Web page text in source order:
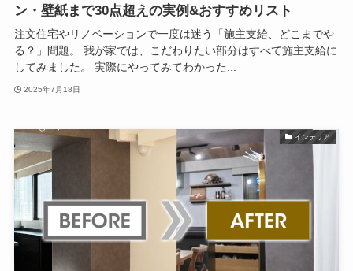
ン・壁紙まで30点超えの実例&おすすめリスト
注文住宅やリノベーションで一度は迷う「施主支給、どこまでや
る？」問題。 我が家では、こだわりたい部分はすべて施主支給に
してみました。 実際にやってみてわかった...
2025年7月18日
インテリア